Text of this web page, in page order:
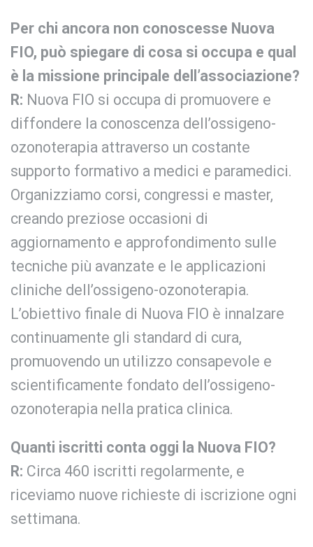
Per chi ancora non conoscesse Nuova
FIO, può spiegare di cosa si occupa e qual
è la missione principale dell’associazione?
R: Nuova FIO si occupa di promuovere e
diffondere la conoscenza dell’ossigeno-
ozonoterapia attraverso un costante
supporto formativo a medici e paramedici.
Organizziamo corsi, congressi e master,
creando preziose occasioni di
aggiornamento e approfondimento sulle
tecniche più avanzate e le applicazioni
cliniche dell’ossigeno-ozonoterapia.
L’obiettivo finale di Nuova FIO è innalzare
continuamente gli standard di cura,
promuovendo un utilizzo consapevole e
scientificamente fondato dell’ossigeno-
ozonoterapia nella pratica clinica.
Quanti iscritti conta oggi la Nuova FIO?
R: Circa 460 iscritti regolarmente, e
riceviamo nuove richieste di iscrizione ogni
settimana.